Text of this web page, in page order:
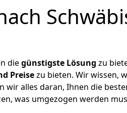
diegünstigste Lösung zu
Preisezu bieten. Wir wissen,
wir alles daran, Ihnen die
was umgezogen werden